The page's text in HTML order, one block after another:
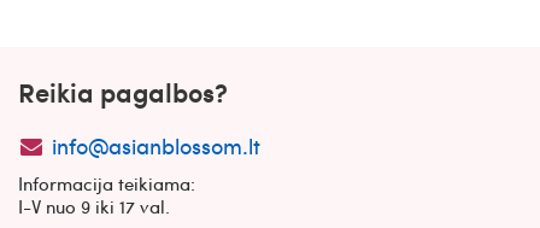
Reikia pagalbos?
info@asianblossom.lt
Informacija teikiama:
I-V nuo 9 iki 17 val.